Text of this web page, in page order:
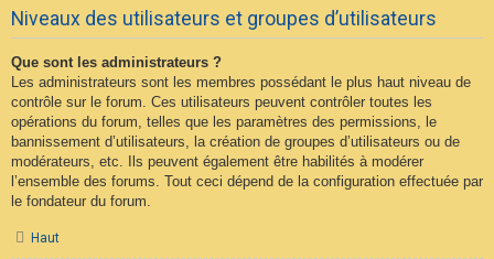
Niveaux des utilisateurs et groupes d’utilisateurs
Que sont les administrateurs ?
Les administrateurs sont les membres possédant le plus haut niveau de
contrôle sur le forum. Ces utilisateurs peuvent contrôler toutes les
opérations du forum, telles que les paramètres des permissions, le
bannissement d’utilisateurs, la création de groupes d’utilisateurs ou de
modérateurs, etc. Ils peuvent également être habilités à modérer
l’ensemble des forums. Tout ceci dépend de la configuration effectuée par
le fondateur du forum.
Haut